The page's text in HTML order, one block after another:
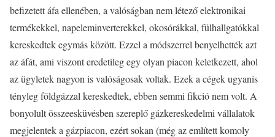
befizetett áfa ellenében, a valóságban nem létező elektronikai
termékekkel, napeleminverterekkel, okosórákkal, fülhallgatókkal
kereskedtek egymás között. Ezzel a módszerrel benyelhették azt
az áfát, ami viszont eredetileg egy olyan piacon keletkezett, ahol
az ügyletek nagyon is valóságosak voltak. Ezek a cégek ugyanis
tényleg földgázzal kereskedtek, ebben semmi fikció nem volt. A
bonyolult összeesküvésben szereplő gázkereskedelmi vállalatok
megjelentek a gázpiacon, ezért sokan (még az említett komoly